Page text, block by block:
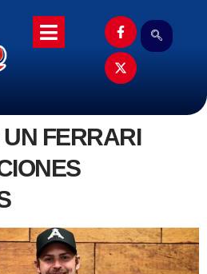
FERRARI